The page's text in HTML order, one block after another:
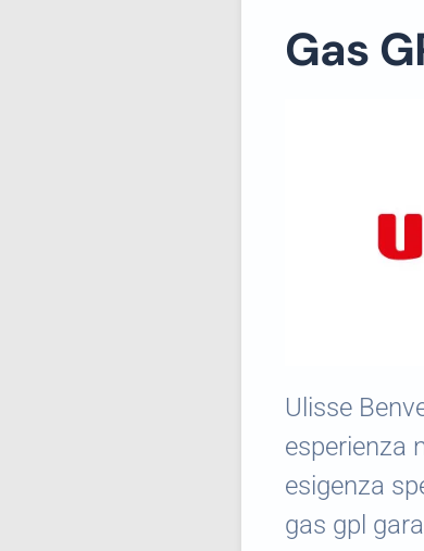
Gas
Ulisse
esperienza
esigenza
gas gpl